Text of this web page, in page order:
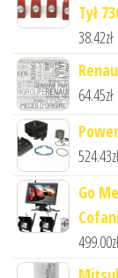
Tył
38.42zł
64.45zł
524.43zł
Go
499.00zł